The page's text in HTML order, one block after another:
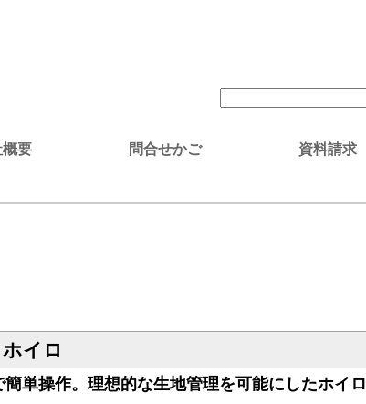
要 問合せかご 資料請求
イロ
単操作。理想的な生地管理を可能にしたホイロ